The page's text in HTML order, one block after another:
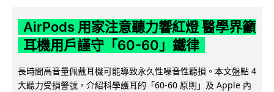
AirPods 用家注意聽力響紅燈 醫學界籲
耳機用戶謹守「60-60」鐵律
長時間高音量佩戴耳機可能導致永久性噪音性聽損。本文盤點 4
大聽力受損警號，介紹科學護耳的「60-60 原則」及 Apple 內